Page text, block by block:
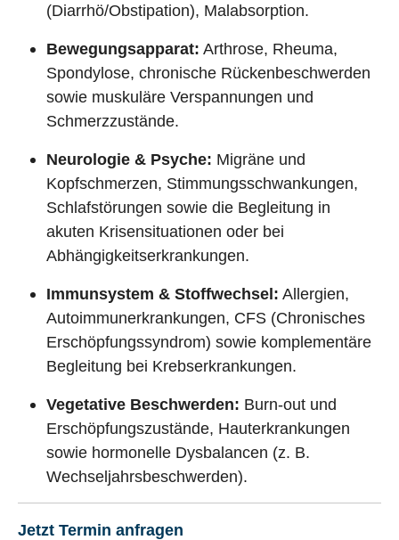
(Diarrhö/Obstipation), Malabsorption.
Bewegungsapparat: Arthrose, Rheuma,
Spondylose, chronische Rückenbeschwerden
sowie muskuläre Verspannungen und
Schmerzzustände.
Neurologie & Psyche: Migräne und
Kopfschmerzen, Stimmungsschwankungen,
Schlafstörungen sowie die Begleitung in
akuten Krisensituationen oder bei
Abhängigkeitserkrankungen.
Immunsystem & Stoffwechsel: Allergien,
Autoimmunerkrankungen, CFS (Chronisches
Erschöpfungssyndrom) sowie komplementäre
Begleitung bei Krebserkrankungen.
Vegetative Beschwerden: Burn-out und
Erschöpfungszustände, Hauterkrankungen
sowie hormonelle Dysbalancen (z. B.
Wechseljahrsbeschwerden).
Jetzt Termin anfragen